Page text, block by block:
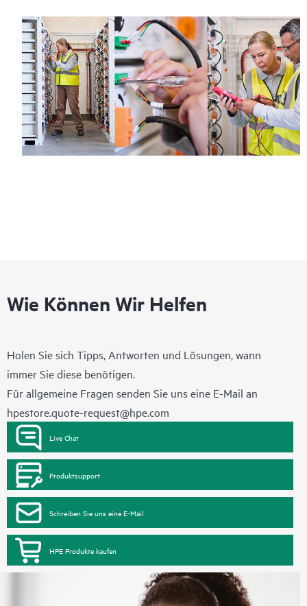
Wie Können Wir Helfen
Holen Sie sich Tipps, Antworten und Lösungen, wann
immer Sie diese benötigen.
Für allgemeine Fragen senden Sie uns eine E-Mail an
hpestore.quote-request@hpe.com
Live Chat
Produktsupport
Schreiben Sie uns eine E-Mail
HPE Produkte kaufen